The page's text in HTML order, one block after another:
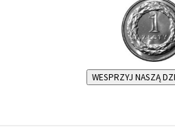
WESPRZYJ NASZĄ